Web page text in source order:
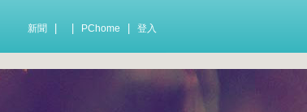
新聞 PChome 登入